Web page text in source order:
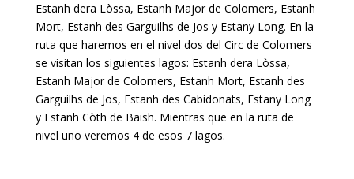
Estanh dera Lòssa, Estanh Major de Colomers, Estanh
Mort, Estanh des Garguilhs de Jos y Estany Long. En la
ruta que haremos en el nivel dos del Circ de Colomers
se visitan los siguientes lagos: Estanh dera Lòssa,
Estanh Major de Colomers, Estanh Mort, Estanh des
Garguilhs de Jos, Estanh des Cabidonats, Estany Long
y Estanh Còth de Baish. Mientras que en la ruta de
nivel uno veremos 4 de esos 7 lagos.